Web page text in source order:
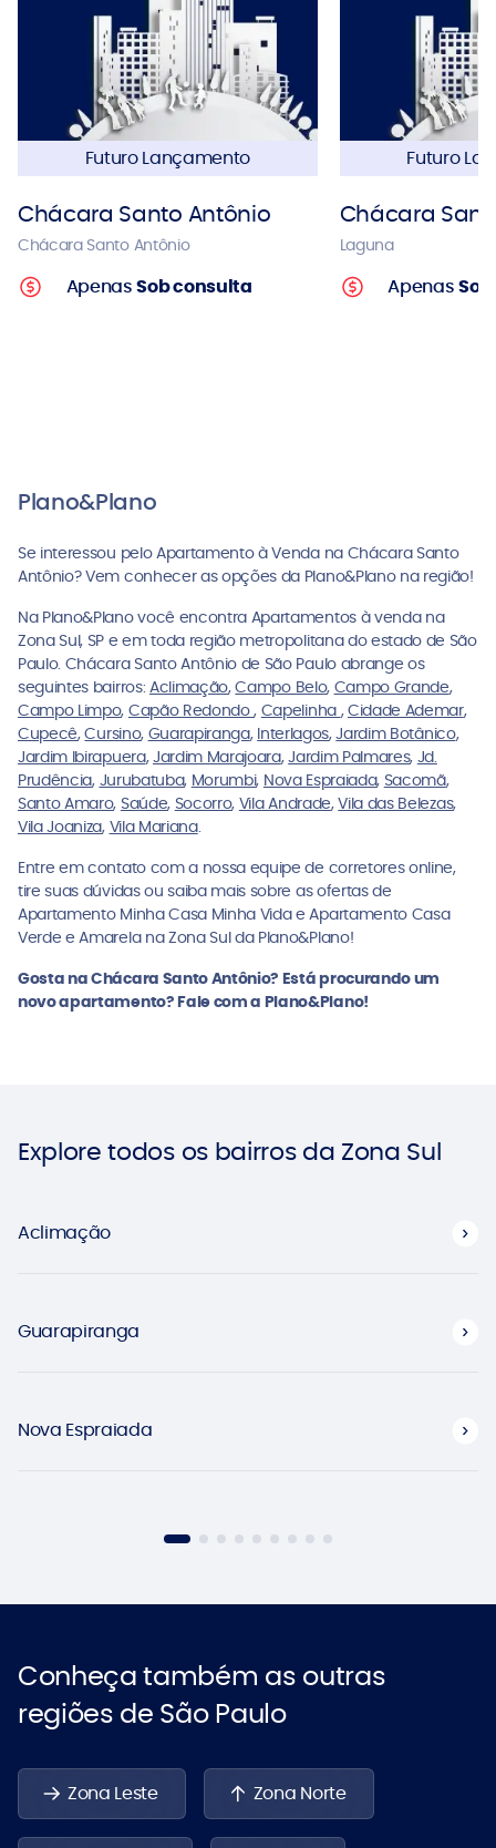
Futuro Lançamento
Chácara Santo Antônio
Chácara Santo Antônio
ApenasSob consulta
Futuro
Chácara
Laguna
Apenas
Plano&Plano
Se interessou pelo Apartamento à Venda na Chácara Santo
Antônio? Vem conhecer as opções da Plano&Plano na região!
Na Plano&Plano você encontra Apartamentos à venda na
Zona Sul, SP e em toda região metropolitana do estado de São
Paulo. Chácara Santo Antônio de São Paulo abrange os
seguintes bairros:Aclimação,Campo Belo, Campo Grande,
Campo Limpo, Capão Redondo, Capelinha ,Cidade Ademar,
Cupecê,Cursino, Guarapiranga, Interlagos,Jardim Botânico,
Jardim Ibirapuera,Jardim Marajoara,Jardim Palmares, Jd.
Prudência, Jurubatuba, Morumbi, Nova Espraiada, Sacomã,
Santo Amaro, Saúde, Socorro, Vila Andrade,Vila das Belezas,
Vila Joaniza, Vila Mariana.
Entre em contato com a nossa equipe de corretores online,
tire suas dúvidas ou saiba mais sobre as ofertas de
Apartamento Minha Casa Minha Vida e Apartamento Casa
Verde e Amarela na Zona Sul da Plano&Plano!
Gosta na Chácara Santo Antônio? Está procurando um
novo apartamento? Fale com a Plano&Plano!
Explore todos os bairros da Zona Sul
Aclimação
Guarapiranga
Nova Espraiada
Conheça também as outras
regiões de São Paulo
Zona Leste Zona Norte